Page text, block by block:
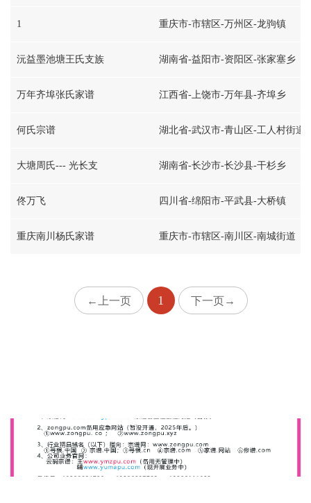
1 重庆市-市辖区-万州区-龙驹镇
沅益墨池塘王氏支族 湖南省-益阳市-资阳区-张家塞乡
万年齐埠张氏家谱 江西省-上饶市-万年县-齐埠乡
何氏宗谱 湖北省-武汉市-青山区-工人村街道
大塘周氏--- 光长支 湖南省-长沙市-长沙县-干杉乡
佟万飞 四川省-绵阳市-平武县-大桥镇
重庆南川杨氏家谱 重庆市-市辖区-南川区-南城街道
←上一页 1 下一页→